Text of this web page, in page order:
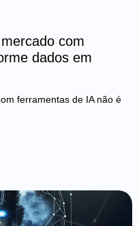
com
dados em
ferramentas de IA não é